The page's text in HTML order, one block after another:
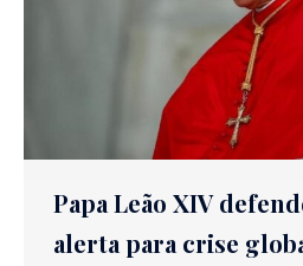
Papa Leão XIV
alerta para crise